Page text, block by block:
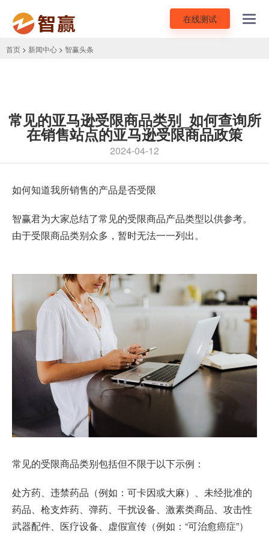
在线测试
首页 > 新闻中心 > 智赢头条
常见的亚马逊受限商品类别_如何查询所
在销售站点的亚马逊受限商品政策
2024-04-12
如何知道我所销售的产品是否受限
智赢君为大家总结了常见的受限商品产品类型以供参考。
由于受限商品类别众多，暂时无法一一列出。
常见的受限商品类别包括但不限于以下示例：
处方药、违禁药品（例如：可卡因或大麻）、未经批准的
药品、枪支炸药、弹药、干扰设备、激素类商品、攻击性
武器配件、医疗设备、虚假宣传（例如：“可治愈癌症”）